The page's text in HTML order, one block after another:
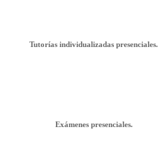
Tutorías individualizadas presenciales.
Exámenes presenciales.